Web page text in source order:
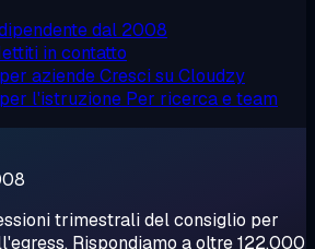
dal 2008
in contatto
aziendeCresci su Cloudzy
l'istruzione Per ricerca e team
trimestrali del consiglio per
Rispondiamo a oltre 122.000